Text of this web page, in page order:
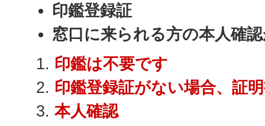
印鑑登録証
窓口に来られる方の本人確
印鑑は不要です
印鑑登録証がない場合、証
本人確認